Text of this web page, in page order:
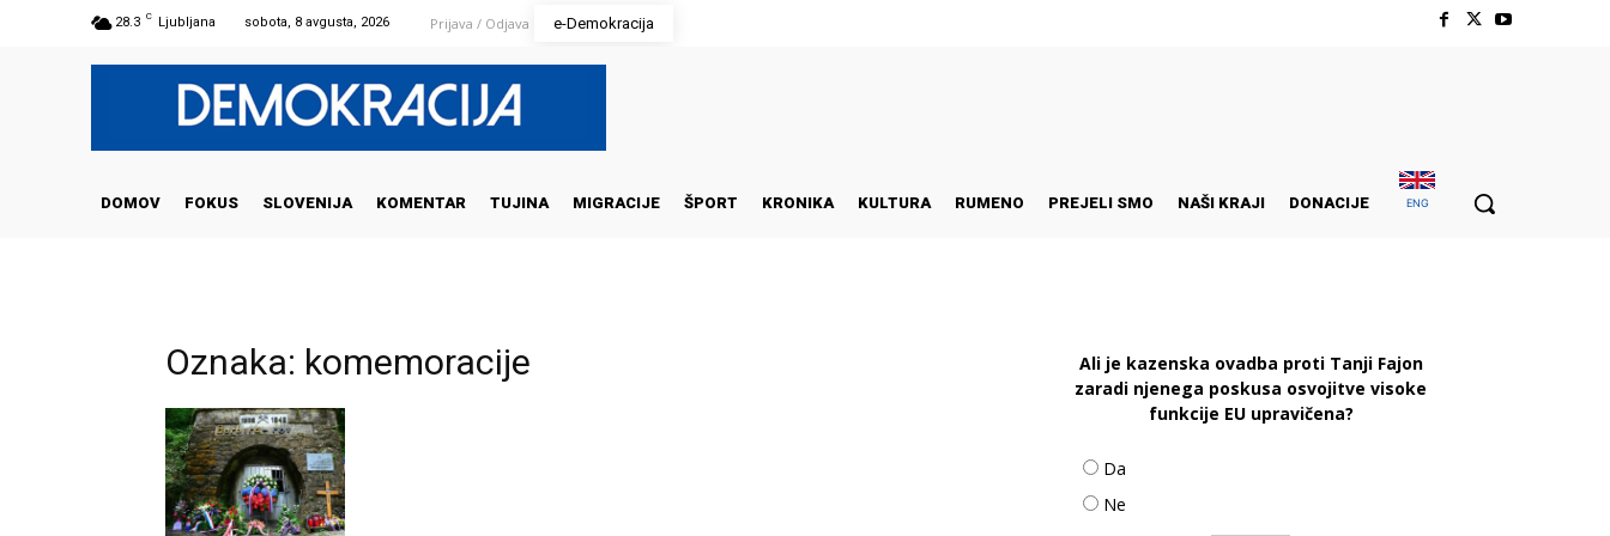
28.3 C Ljubljana sobota, 8 avgusta, 2026 Prijava / Odjava e-Demokracija
DOMOV FOKUS SLOVENIJA KOMENTAR TUJINA MIGRACIJE ŠPORT KRONIKA KULTURA RUMENO PREJELI SMO NAŠI KRAJI DONACIJE ENG
Oznaka: komemoracije
Ali je kazenska ovadba proti Tanji Fajon
zaradi njenega poskusa osvojitve visoke
funkcije EU upravičena?
Da
Ne